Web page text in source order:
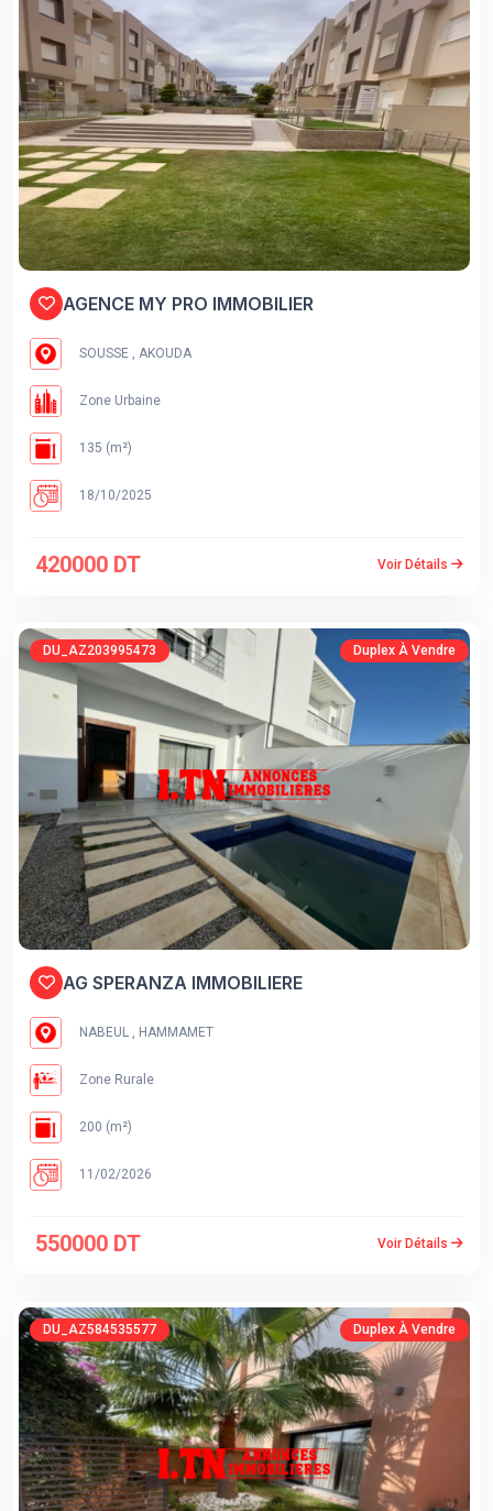
AGENCE MY PRO IMMOBILIER
SOUSSE , AKOUDA
Zone Urbaine
135 (m²)
18/10/2025
420000 DT Voir Détails
DU_AZ203995473 Duplex À Vendre
AG SPERANZA IMMOBILIERE
NABEUL , HAMMAMET
Zone Rurale
200 (m²)
11/02/2026
550000 DT Voir Détails
DU_AZ584535577 Duplex À Vendre